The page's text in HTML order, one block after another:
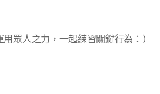
眾人之力，一起練習關鍵行為：）